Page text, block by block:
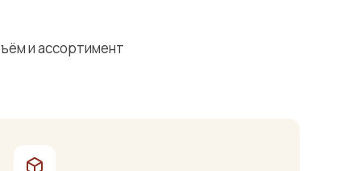
и ассортимент